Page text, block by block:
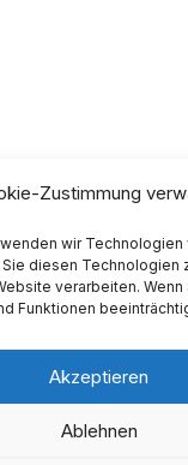
Zustimmung
wir
diesen Technologien
verarbeiten.
Funktionen
Akzeptieren
Ablehnen